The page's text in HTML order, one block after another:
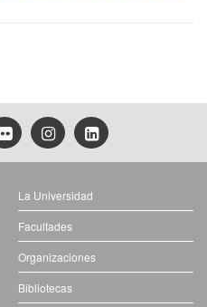
La Universidad
Facultades
Organizaciones
Bibliotecas